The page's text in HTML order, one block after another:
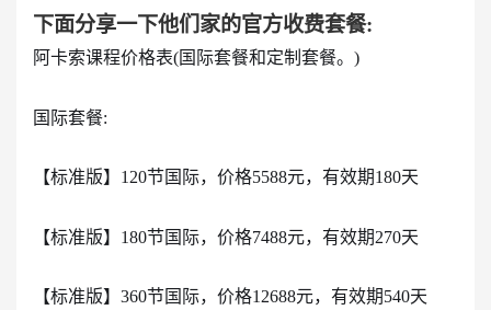
下面分享一下他们家的官方收费套餐:
阿卡索课程价格表(国际套餐和定制套餐。)
国际套餐:
【标准版】120节国际，价格5588元，有效期180天
【标准版】180节国际，价格7488元，有效期270天
【标准版】360节国际，价格12688元，有效期540天